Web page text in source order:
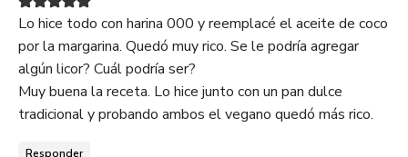
Lo hice todo con harina 000 y reemplacé el aceite de coco
por la margarina. Quedó muy rico. Se le podría agregar
algún licor? Cuál podría ser?
Muy buena la receta. Lo hice junto con un pan dulce
tradicional y probando ambos el vegano quedó más rico.
Responder